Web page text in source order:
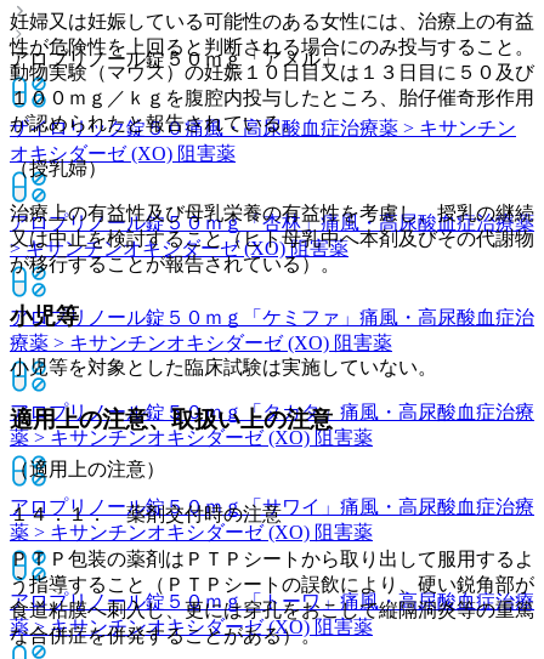
アロプリノール錠５０ｍｇ「アメル」
ザイロリック錠５０痛風・高尿酸血症治療薬 > キサンチン
オキシダーゼ (XO) 阻害薬
アロプリノール錠５０ｍｇ「杏林」痛風・高尿酸血症治療薬
> キサンチンオキシダーゼ (XO) 阻害薬
アロプリノール錠５０ｍｇ「ケミファ」 痛風・高尿酸血症治
療薬 > キサンチンオキシダーゼ (XO) 阻害薬
アロプリノール錠５０ｍｇ「タカタ」 痛風・高尿酸血症治療
薬 > キサンチンオキシダーゼ (XO) 阻害薬
アロプリノール錠５０ｍｇ「サワイ」 痛風・高尿酸血症治療
薬 > キサンチンオキシダーゼ (XO) 阻害薬
アロプリノール錠５０ｍｇ「トーワ」 痛風・高尿酸血症治療
薬 > キサンチンオキシダーゼ (XO) 阻害薬
妊婦又は妊娠している可能性のある女性には、治療上の有益
性が危険性を上回ると判断される場合にのみ投与すること。
動物実験（マウス）の妊娠１０日目又は１３日目に５０及び
１００ｍｇ／ｋｇを腹腔内投与したところ、胎仔催奇形作用
が認められたと報告されている。
（授乳婦）
治療上の有益性及び母乳栄養の有益性を考慮し、授乳の継続
又は中止を検討すること（ヒト母乳中へ本剤及びその代謝物
が移行することが報告されている）。
小児等
小児等を対象とした臨床試験は実施していない。
適用上の注意、取扱い上の注意
（適用上の注意）
１４．１． 薬剤交付時の注意
ＰＴＰ包装の薬剤はＰＴＰシートから取り出して服用するよ
う指導すること（ＰＴＰシートの誤飲により、硬い鋭角部が
食道粘膜へ刺入し、更には穿孔をおこして縦隔洞炎等の重篤
な合併症を併発することがある）。